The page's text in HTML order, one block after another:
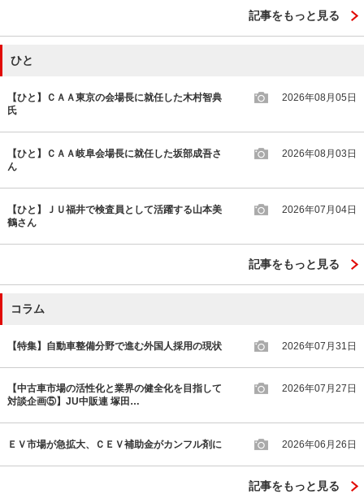
記事をもっと見る
ひと
【ひと】ＣＡＡ東京の会場長に就任した木村智典
氏
2026年08月05日
【ひと】ＣＡＡ岐阜会場長に就任した坂部成吾さ
ん
2026年08月03日
【ひと】ＪＵ福井で検査員として活躍する山本美
鶴さん
2026年07月04日
記事をもっと見る
コラム
【特集】自動車整備分野で進む外国人採用の現状 2026年07月31日
【中古車市場の活性化と業界の健全化を目指して
対談企画⑤】JU中販連 塚田…
2026年07月27日
ＥＶ市場が急拡大、ＣＥＶ補助金がカンフル剤に 2026年06月26日
記事をもっと見る